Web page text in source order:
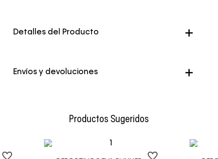
Detalles del Producto
Color Blanco
Envíos y devoluciones
Productos Sugeridos